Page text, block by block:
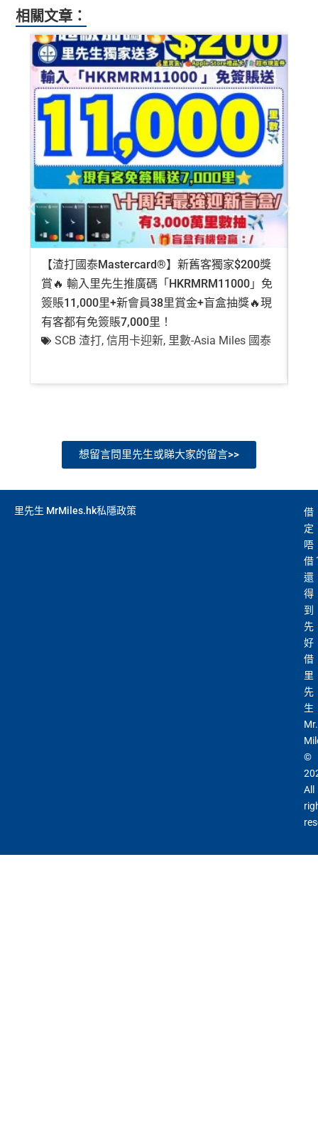
相關文章：
【渣打國泰Mastercard®】新舊客獨家$200獎
賞🔥 輸入里先生推廣碼「HKRMRM11000」免
簽賬11,000里+新會員38里賞金+盲盒抽獎🔥現
有客都有免簽賬7,000里！
SCB 渣打,信用卡迎新, 里數-Asia Miles 國泰
想留言問里先生或睇大家的留言>>
里先生 MrMiles.hk私隱政策
借
定
唔
借
還
得
到
先
好
借
里
先
生
Mr.
©
All